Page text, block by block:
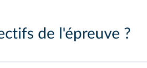
de l'épreuve ?